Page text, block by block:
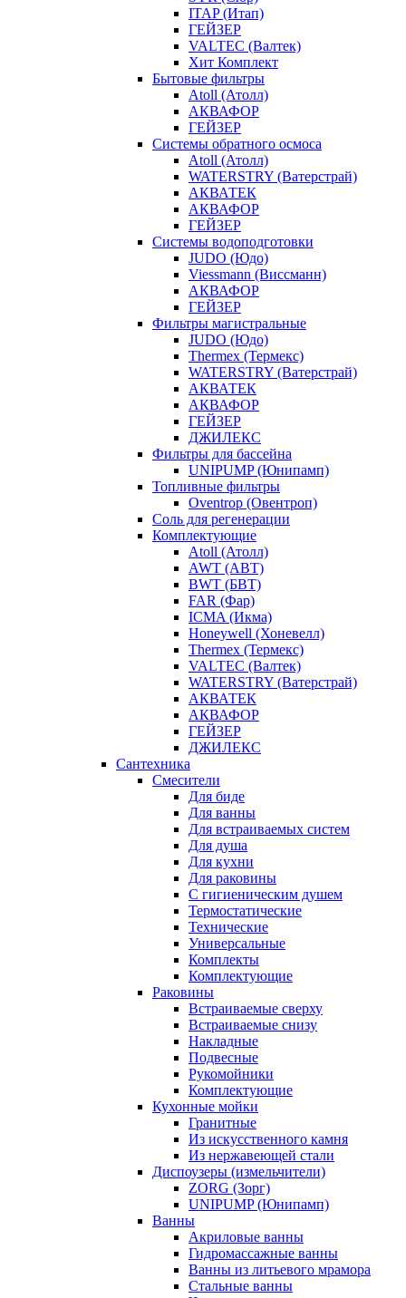
ITAP (Итап)
ГЕЙЗЕР
VALTEC (Валтек)
Хит Комплект
Бытовые фильтры
Atoll (Атолл)
АКВАФОР
ГЕЙЗЕР
Системы обратного осмоса
Atoll (Атолл)
WATERSTRY (Ватерстрай)
АКВАТЕК
АКВАФОР
ГЕЙЗЕР
Системы водоподготовки
JUDO (Юдо)
Viessmann (Виссманн)
АКВАФОР
ГЕЙЗЕР
Фильтры магистральные
JUDO (Юдо)
Thermex (Термекс)
WATERSTRY (Ватерстрай)
АКВАТЕК
АКВАФОР
ГЕЙЗЕР
ДЖИЛЕКС
Фильтры для бассейна
UNIPUMP (Юнипамп)
Топливные фильтры
Oventrop (Овентроп)
Соль для регенерации
Комплектующие
Atoll (Атолл)
AWT (АВТ)
BWT (БВТ)
FAR (Фар)
ICMA (Икма)
Honeywell (Хоневелл)
Thermex (Термекс)
VALTEC (Валтек)
WATERSTRY (Ватерстрай)
АКВАТЕК
АКВАФОР
ГЕЙЗЕР
ДЖИЛЕКС
Сантехника
Смесители
Для биде
Для ванны
Для встраиваемых систем
Для душа
Для кухни
Для раковины
С гигиеническим душем
Термостатические
Технические
Универсальные
Комплекты
Комплектующие
Раковины
Встраиваемые сверху
Встраиваемые снизу
Накладные
Подвесные
Рукомойники
Комплектующие
Кухонные мойки
Гранитные
Из искусственного камня
Из нержавеющей стали
Диспоузеры (измельчители)
ZORG (Зорг)
UNIPUMP (Юнипамп)
Ванны
Акриловые ванны
Гидромассажные ванны
Ванны из литьевого мрамора
Стальные ванны